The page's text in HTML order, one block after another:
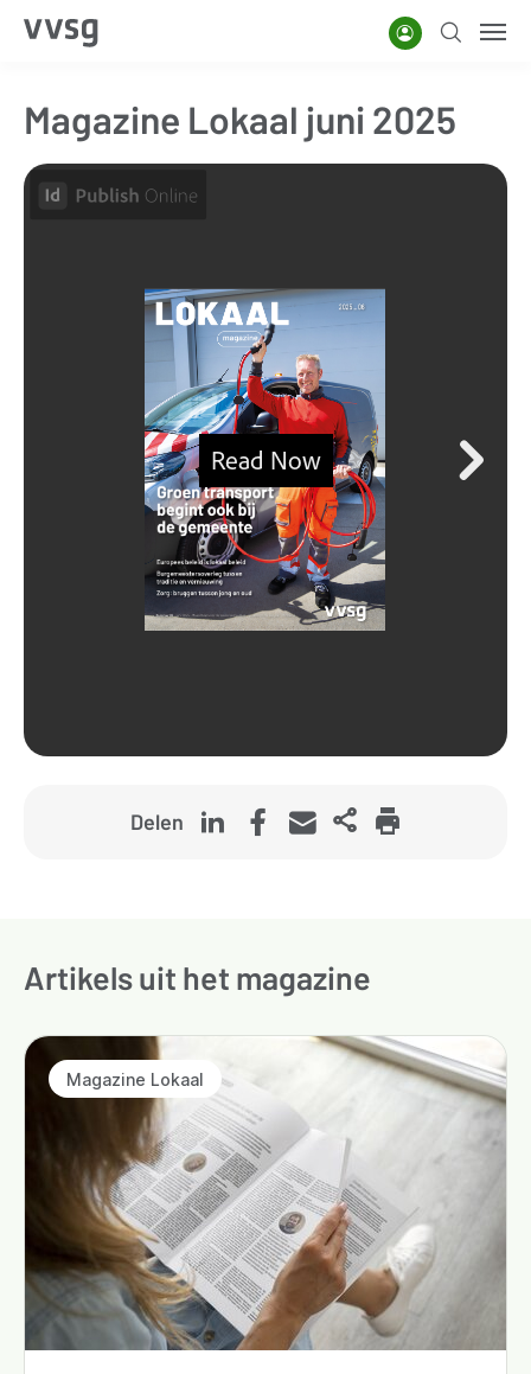
Overslaan
gaan
AccountZoeken
Magazine Lokaal juni 2025
Delen
Artikels uit het magazine
Magazine Lokaal